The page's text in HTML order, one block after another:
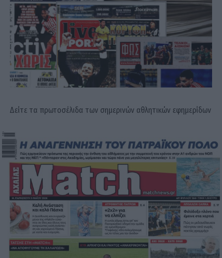
Δείτε τα πρωτοσέλιδα των σημερινών αθλητικών εφημερίδων